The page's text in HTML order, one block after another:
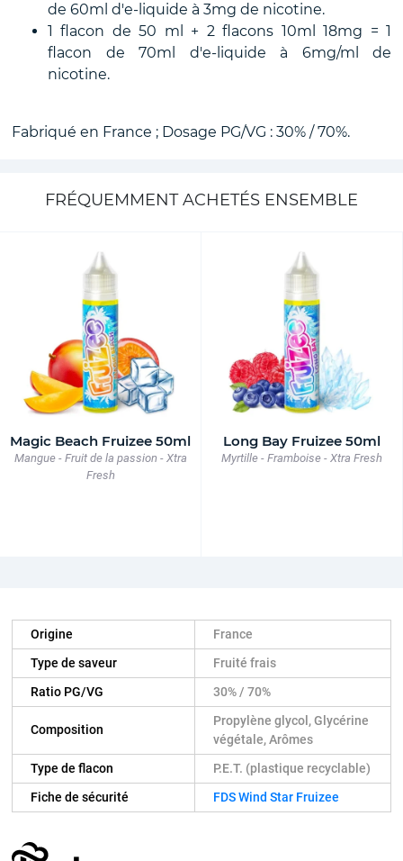
de 60ml d'e-liquide à 3mg de nicotine.
1 flacon de 50 ml + 2 flacons 10ml 18mg = 1
flacon de 70ml d'e-liquide à 6mg/ml de
nicotine.
Fabriqué en France ; Dosage PG/VG : 30% / 70%.
FRÉQUEMMENT ACHETÉS ENSEMBLE
Magic Beach Fruizee 50ml
Mangue - Fruit de la passion - Xtra
Fresh
Long Bay Fruizee 50ml
Myrtille - Framboise - Xtra Fresh
Origine
France
Type de saveur
Fruité frais
Ratio PG/VG
30% / 70%
Composition
Propylène glycol, Glycérine
végétale, Arômes
Type de flacon
P.E.T. (plastique recyclable)
Fiche de sécurité
FDS Wind Star Fruizee